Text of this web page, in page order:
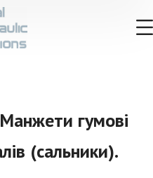
гумові
(сальники).